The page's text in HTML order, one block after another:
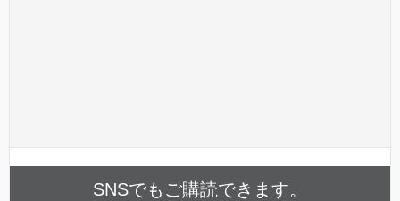
SNSでもご購読できます。